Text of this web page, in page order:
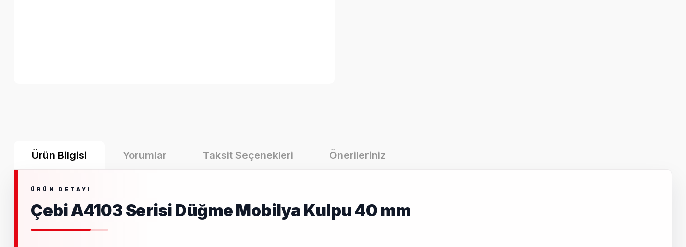
Ürün Bilgisi Yorumlar Taksit Seçenekleri Önerileriniz
Çebi A4103 Serisi Düğme Mobilya Kulpu 40 mm